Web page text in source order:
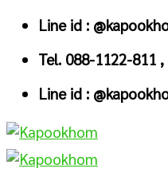
Skip
content
Line id :
Tel. 088-1122-811
Line id :